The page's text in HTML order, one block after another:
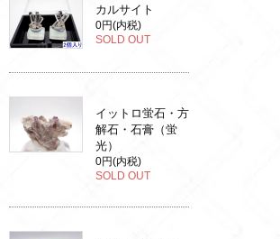
カルサイト
0円(内税)
SOLD OUT
イットロ蛍石・方
解石・石膏（蛍
光）
0円(内税)
SOLD OUT